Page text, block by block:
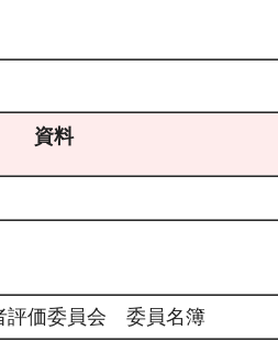
資料
評価委員会 委員名簿